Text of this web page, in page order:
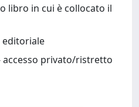
libro in cui è collocato il
editoriale
accesso privato/ristretto